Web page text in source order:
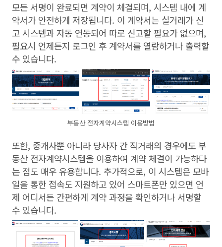
모든 서명이 완료되면 계약이 체결되며, 시스템 내에 계
약서가 안전하게 저장됩니다. 이 계약서는 실거래가 신
고 시스템과 자동 연동되어 따로 신고할 필요가 없으며,
필요시 언제든지 로그인 후 계약서를 열람하거나 출력할
수 있습니다.
부동산 전자계약시스템 이용방법
또한, 중개사뿐 아니라 당사자 간 직거래의 경우에도 부
동산 전자계약시스템을 이용하여 계약 체결이 가능하다
는 점도 매우 유용합니다. 추가적으로, 이 시스템은 모바
일을 통한 접속도 지원하고 있어 스마트폰만 있으면 언
제 어디서든 간편하게 계약 과정을 확인하거나 서명할
수 있습니다.